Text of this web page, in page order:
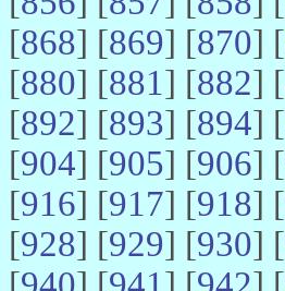
[868] [869] [870] [
[880] [881] [882] [
[892] [893] [894] [
[904] [905] [906] [
[916] [917] [918] [
[928] [929] [930] [